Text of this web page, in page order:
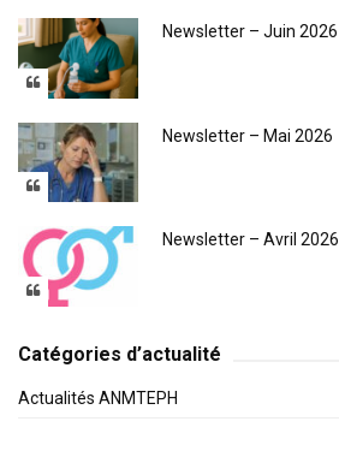
Newsletter – Juin 2026
Newsletter – Mai 2026
Newsletter – Avril 2026
Catégories d’actualité
Actualités ANMTEPH